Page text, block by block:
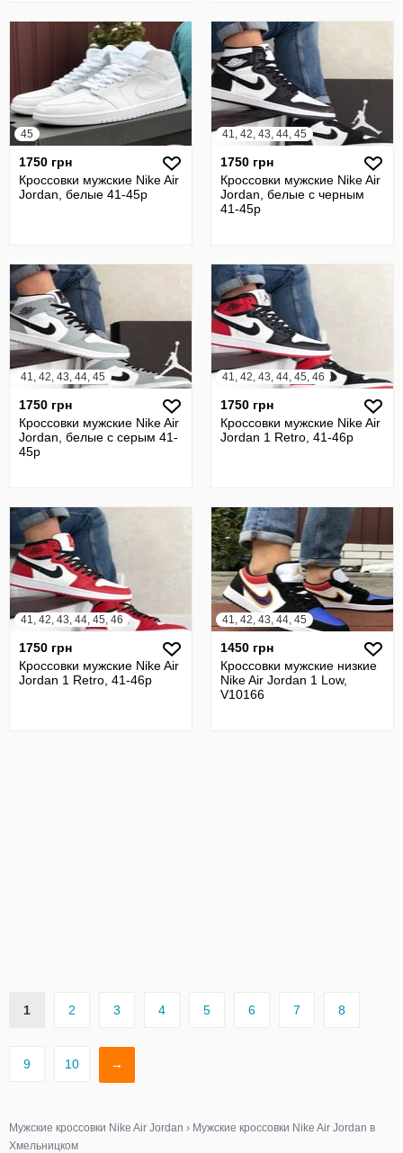
45
1750 грн
Кроссовки мужские Nike Air
Jordan, белые 41-45р
41, 42, 43, 44, 45
1750 грн
Кроссовки мужские Nike Air
Jordan, белые с черным
41-45р
41, 42, 43, 44, 45
1750 грн
Кроссовки мужские Nike Air
Jordan, белые с серым 41-
45р
41, 42, 43, 44, 45, 46
1750 грн
Кроссовки мужские Nike Air
Jordan 1 Retro, 41-46р
41, 42, 43, 44, 45, 46
1750 грн
Кроссовки мужские Nike Air
Jordan 1 Retro, 41-46р
41, 42, 43, 44, 45
1450 грн
Кроссовки мужские низкие
Nike Air Jordan 1 Low,
V10166
1 2 3 4 5 6 7 8
9 10 →
Мужские кроссовки Nike Air Jordan › Мужские кроссовки Nike Air Jordan в
Хмельницком